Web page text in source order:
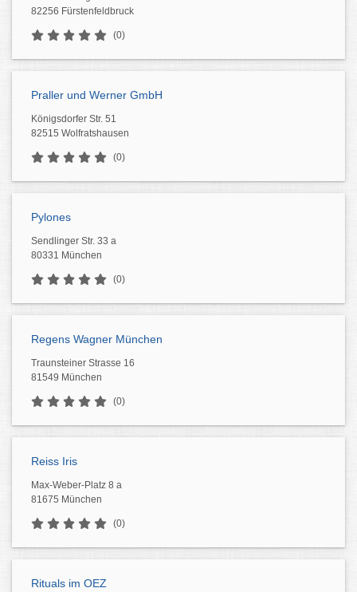
82256 Fürstenfeldbruck
(0)
Praller und Werner GmbH
Königsdorfer Str. 51
82515 Wolfratshausen
(0)
Pylones
Sendlinger Str. 33 a
80331 München
(0)
Regens Wagner München
Traunsteiner Strasse 16
81549 München
(0)
Reiss Iris
Max-Weber-Platz 8 a
81675 München
(0)
Rituals im OEZ